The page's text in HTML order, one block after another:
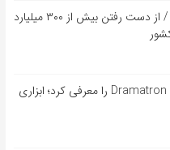
احتمال خروج رایتل از بازار / از دست رفتن بیش از ۳۰۰ میلیارد
دیپ‌مایند هوش مصنوعی Dramatron را معرفی کرد؛ ابزاری